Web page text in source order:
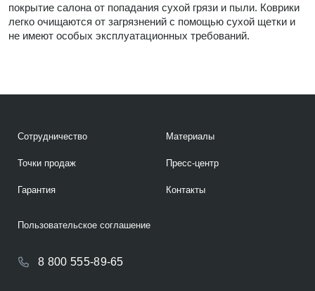
покрытие салона от попадания сухой грязи и пыли. Коврики
легко очищаются от загрязнений с помощью сухой щетки и
не имеют особых эксплуатационных требований.
Сотрудничество
Точки продаж
Гарантия
Материалы
Пресс-центр
Контакты
8 800 555-89-65
Пользовательское соглашение